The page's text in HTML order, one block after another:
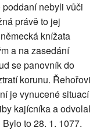
nebyli vůči
právě to jej
knížata
a na zasedání
se panovník do
korunu. Řehořovi
je vynucené situací
kajícníka a odvolal
to 28. 1. 1077.